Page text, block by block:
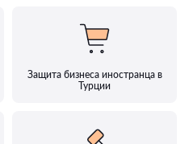
Защита бизнеса иностранца в
Турции